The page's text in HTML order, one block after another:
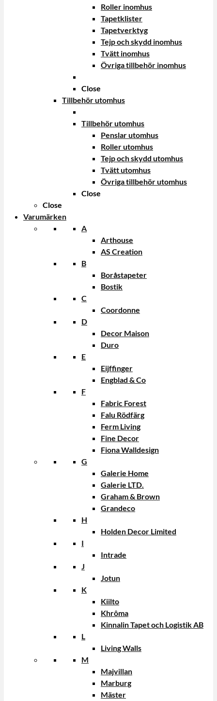
Roller inomhus
Tapetklister
Tapetverktyg
Tejp och skydd inomhus
Tvätt inomhus
Övriga tillbehör inomhus
Close
Tillbehör utomhus
Tillbehör utomhus
Penslar utomhus
Roller utomhus
Tejp och skydd utomhus
Tvätt utomhus
Övriga tillbehör utomhus
Close
Close
Varumärken
A
Arthouse
AS Creation
B
Boråstapeter
Bostik
C
Coordonne
D
Decor Maison
Duro
E
Eijffinger
Engblad & Co
F
Fabric Forest
Falu Rödfärg
Ferm Living
Fine Decor
Fiona Walldesign
G
Galerie Home
Galerie LTD.
Graham & Brown
Grandeco
H
Holden Decor Limited
I
Intrade
J
Jotun
K
Kiilto
Khrôma
Kinnalin Tapet och Logistik AB
L
Living Walls
M
Majvillan
Marburg
Mäster